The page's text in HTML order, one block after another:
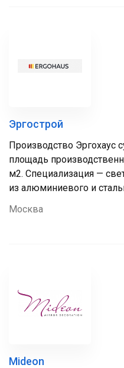
Эргострой
Производство Эргохаус
площадь
м2. Специализация —
из алюминиевого и
Москва
Mideon